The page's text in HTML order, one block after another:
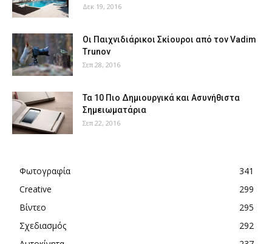
Δεκ 19, 2016
Οι Παιχνιδιάρικοι Σκίουροι από τον Vadim
Trunov
Σεπ 28, 2016
Τα 10 Πιο Δημιουργικά και Ασυνήθιστα
Σημειωματάρια
Σεπ 22, 2016
Φωτογραφία
341
Creative
299
Βίντεο
295
Σχεδιασμός
292